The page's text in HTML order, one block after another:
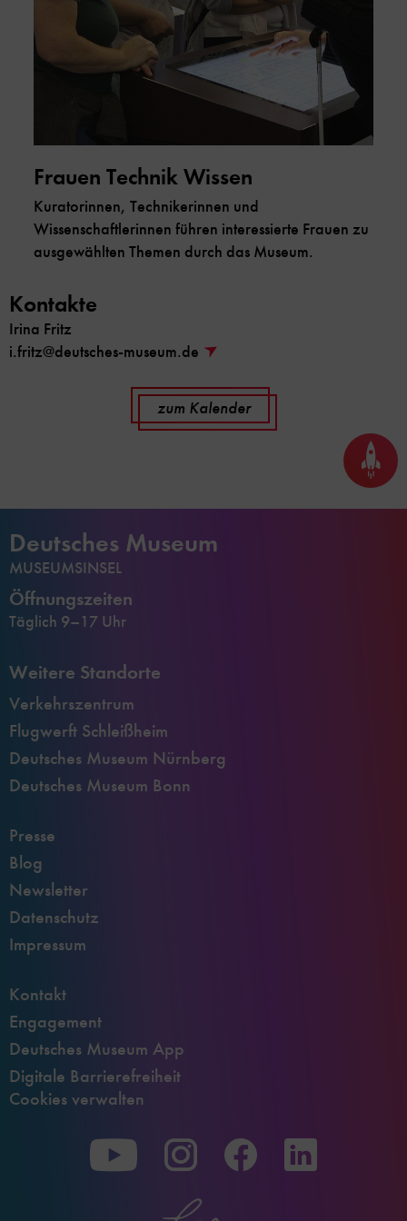
Frauen Technik Wissen
Kuratorinnen, Technikerinnen und
Wissenschaftlerinnen führen interessierte Frauen zu
ausgewählten Themen durch das Museum.
Kontakte
Irina Fritz
i.fritz@deutsches-museum.de
zum Kalender
Seite
nach
oben
Deutsches Museum
MUSEUMSINSEL
Öffnungszeiten
Täglich 9–17 Uhr
Weitere Standorte
Verkehrszentrum
Flugwerft Schleißheim
Deutsches Museum Nürnberg
Deutsches Museum Bonn
Presse
Blog
Newsletter
Datenschutz
Impressum
Kontakt
Engagement
Deutsches Museum App
Digitale Barrierefreiheit
Cookies verwalten
Zu
unserer
Youtube-
Zu
unserer
Instagram-
Zu
unserer